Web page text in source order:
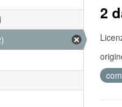
2